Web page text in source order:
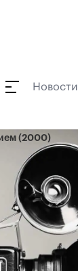
Новости
(2000)